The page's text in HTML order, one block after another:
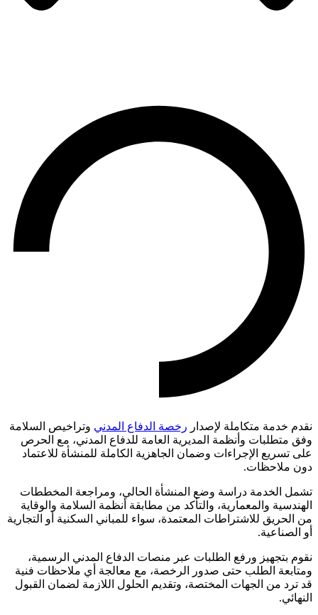
نقدم خدمة متكاملة لإصدار رخصة الدفاع المدني وتراخيص السلامة
وفق متطلبات وأنظمة المديرية العامة للدفاع المدني، مع الحرص
على تسريع الإجراءات وضمان الجاهزية الكاملة للمنشأة للاعتماد
دون ملاحظات.
تشمل الخدمة دراسة وضع المنشأة الحالي، ومراجعة المخططات
الهندسية والمعمارية، والتأكد من مطابقة أنظمة السلامة والوقاية
من الحريق للاشتراطات المعتمدة، سواء للمباني السكنية أو التجارية
أو الصناعية.
نقوم بتجهيز ورفع الطلبات عبر منصات الدفاع المدني الرسمية،
ومتابعة الطلب حتى صدور الرخصة، مع معالجة أي ملاحظات فنية
قد ترد من الجهات المختصة، وتقديم الحلول اللازمة لضمان القبول
النهائي.